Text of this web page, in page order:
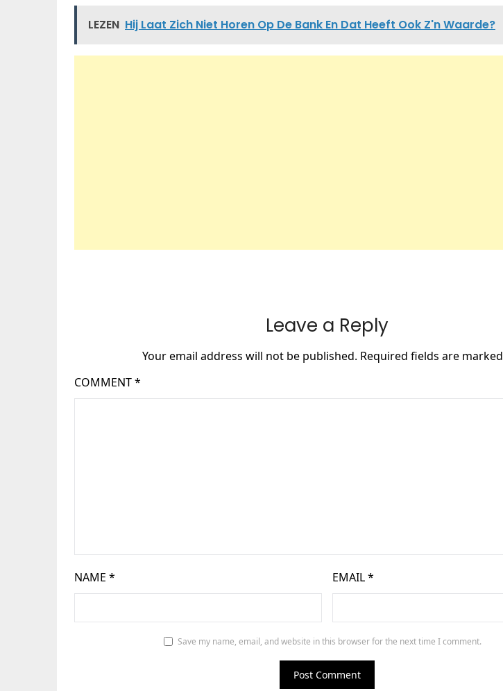
LEZEN Hij Laat Zich Niet Horen Op De Bank En Dat Heeft Ook Z'n Waarde?
Leave a Reply
Your email address will not be published. Required fields are marked
COMMENT*
NAME * EMAIL*
Save my name, email, and website in this browser for the next time I comment.